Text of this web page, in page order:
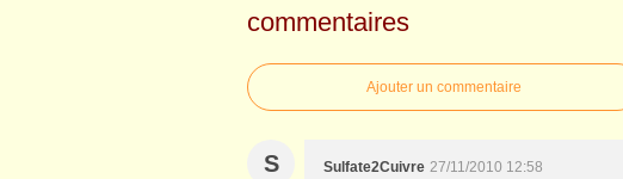
commentaires
Ajouter un commentaire
S Sulfate2Cuivre 27/11/2010 12:58